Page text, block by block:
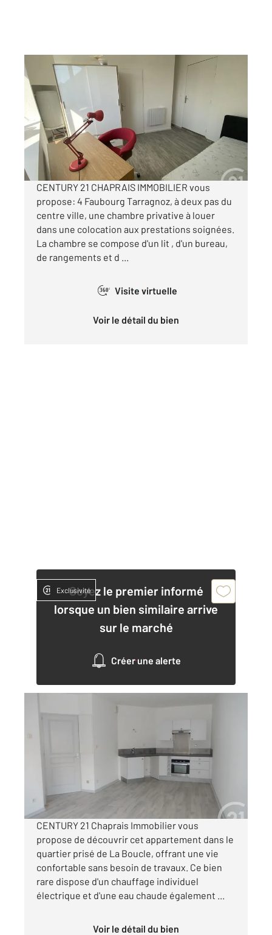
BESANCON 25
13,28 m
, 1 pièce
Ref : 40040
Appartement Chambre à louer
350 €
par mois charges comprises
CENTURY 21 CHAPRAIS IMMOBILIER vous
propose: 4 Faubourg Tarragnoz, à deux pas du
centre ville, une chambre privative à louer
dans une colocation aux prestations soignées.
La chambre se compose d'un lit , d'un bureau,
de rangements et d ...
360° Visite virtuelle
Voir le détail du bien
Soyez le premier informé
lorsque un bien similaire arrive
sur le marché
Créer une alerte
Exclusivité
, 3 pièces
Appartement F3 à louer
760 €
par mois charges comprises
CENTURY 21 Chaprais Immobilier vous
propose de découvrir cet appartement dans le
quartier prisé de La Boucle, offrant une vie
confortable sans besoin de travaux. Ce bien
rare dispose d'un chauffage individuel
électrique et d'une eau chaude également ...
Voir le détail du bien